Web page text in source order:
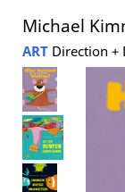
Michael
ART Direction +